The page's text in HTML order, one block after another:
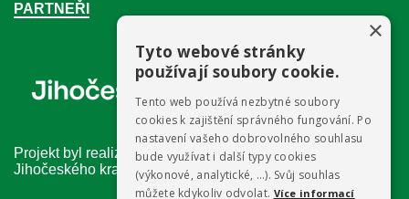
PARTNEŘI
Projekt byl realizován v rámci dotačního programu
Jihočeského kraje
×
Tyto webové stránky
používají soubory cookie.
Tento web používá nezbytné soubory
cookies k zajištění správného fungování. Po
nastavení vašeho dobrovolného souhlasu
bude využívat i další typy cookies
(výkonové, analytické, …). Svůj souhlas
můžete kdykoliv odvolat. Více informací